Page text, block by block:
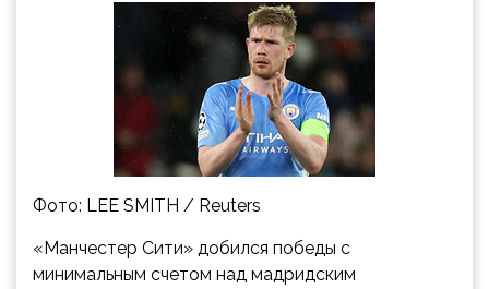
Фото: LEE SMITH / Reuters
«Манчестер Сити» добился победы с
минимальным счетом над мадридским